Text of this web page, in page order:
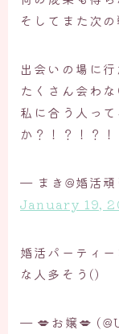
そしてまた次
出会いの場に行
たくさん会わな
私に合う人っ
か？！？！？！
— まき@婚活
January 19,
婚活パーティ
な人多そう()
— 💋お嬢💋